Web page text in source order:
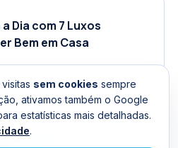
Dia com 7 Luxos
Bem em Casa
Bem-Estar e Conforto
sem cookies sempre
ativamos também o Google
estatísticas mais detalhadas.
.